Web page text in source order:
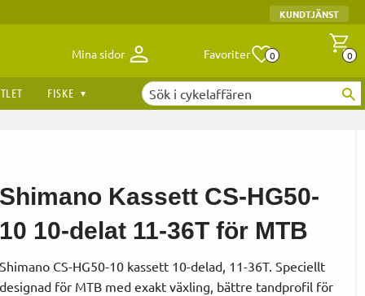
KUNDTJÄNST
Mina sidor Favoriter Antal
0 0
FISKE
Kassett CS-HG50-
10-delat 11-36T för MTB
CS-HG50-10 kassett 10-delad, 11-36T. Speciellt
för MTB med exakt växling, bättre tandprofil för